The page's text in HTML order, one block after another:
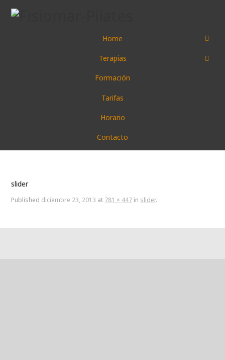
Home
Terapias
Formación
Tarifas
Horario
Contacto
slider
Published diciembre 23, 2013 at 781 × 447 in slider.